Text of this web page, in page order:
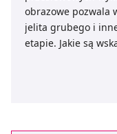
obrazowe pozwala
jelita grubego i
etapie. Jakie są
badania, aby